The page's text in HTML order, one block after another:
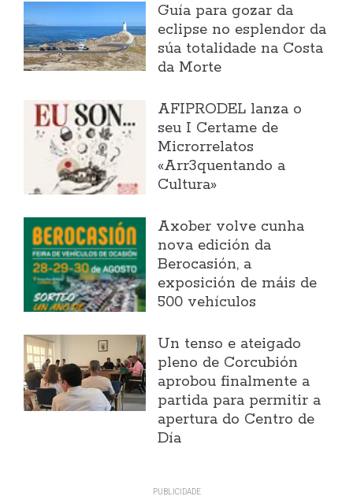
Guía para gozar da
eclipse no esplendor da
súa totalidade na Costa
da Morte
AFIPRODEL lanza o
seu I Certame de
Microrrelatos
«Arr3quentando a
Cultura»
Axober volve cunha
nova edición da
Berocasión, a
exposición de máis de
500 vehículos
Un tenso e ateigado
pleno de Corcubión
aprobou finalmente a
partida para permitir a
apertura do Centro de
Día